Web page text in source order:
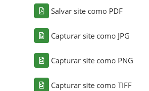
Salvar site como PDF
Capturar site como JPG
Capturar site como PNG
Capturar site como TIFF